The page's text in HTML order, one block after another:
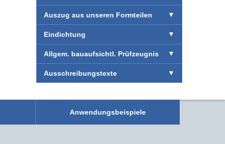
Auszug aus unseren Formteilen
Eindichtung
Allgem. bauaufsichtl. Prüfzeugnis
Ausschreibungstexte
Anwendungsbeispiele